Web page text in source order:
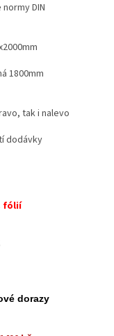
DIN
1800mm
tak i nalevo
dodávky
fólií
dorazy